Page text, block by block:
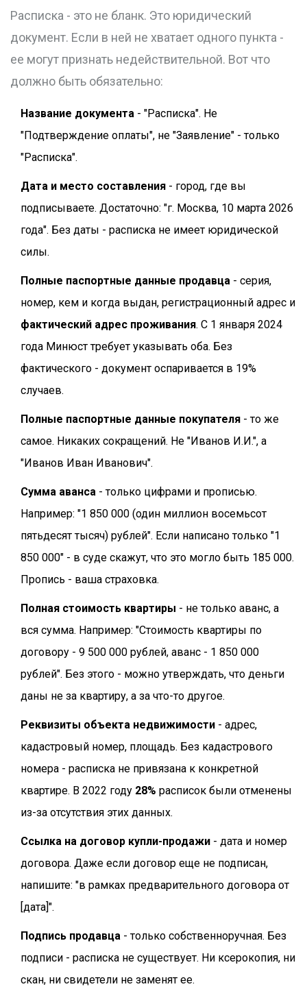
Расписка - это не бланк. Это юридический
документ. Если в ней не хватает одного пункта -
ее могут признать недействительной. Вот что
должно быть обязательно:
Название документа - "Расписка". Не
"Подтверждение оплаты", не "Заявление" - только
"Расписка".
Дата и место составления - город, где вы
подписываете. Достаточно: "г. Москва, 10 марта 2026
года". Без даты - расписка не имеет юридической
силы.
Полные паспортные данные продавца - серия,
номер, кем и когда выдан, регистрационный адрес и
фактический адрес проживания. С 1 января 2024
года Минюст требует указывать оба. Без
фактического - документ оспаривается в 19%
случаев.
Полные паспортные данные покупателя - то же
самое. Никаких сокращений. Не "Иванов И.И.", а
"Иванов Иван Иванович".
Сумма аванса - только цифрами и прописью.
Например: "1 850 000 (один миллион восемьсот
пятьдесят тысяч) рублей". Если написано только "1
850 000" - в суде скажут, что это могло быть 185 000.
Пропись - ваша страховка.
Полная стоимость квартиры - не только аванс, а
вся сумма. Например: "Стоимость квартиры по
договору - 9 500 000 рублей, аванс - 1 850 000
рублей". Без этого - можно утверждать, что деньги
даны не за квартиру, а за что-то другое.
Реквизиты объекта недвижимости - адрес,
кадастровый номер, площадь. Без кадастрового
номера - расписка не привязана к конкретной
квартире. В 2022 году 28% расписок были отменены
из-за отсутствия этих данных.
Ссылка на договор купли-продажи - дата и номер
договора. Даже если договор еще не подписан,
напишите: "в рамках предварительного договора от
[дата]".
Подпись продавца - только собственноручная. Без
подписи - расписка не существует. Ни ксерокопия, ни
скан, ни свидетели не заменят ее.